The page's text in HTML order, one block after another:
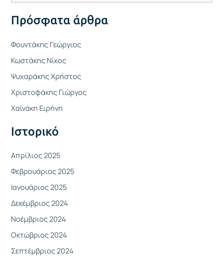
ν
α
ή
τ
η
σ
η
ι
Πρόσφατα άρθρα
Φουντάκης Γεώργιος
Κωστάκης Νίκος
Ψυχαράκης Χρήστος
Χριστοφάκης Γιώργος
Χαϊνάκη Ειρήνη
Ιστορικό
Απρίλιος 2025
Φεβρουάριος 2025
Ιανουάριος 2025
Δεκέμβριος 2024
Νοέμβριος 2024
Οκτώβριος 2024
Σεπτέμβριος 2024